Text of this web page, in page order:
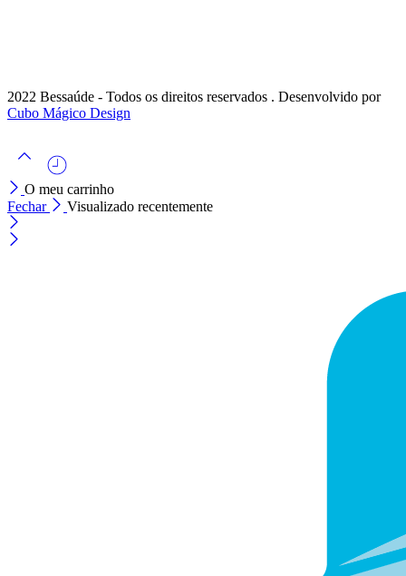
2022 Bessaúde - Todos os direitos reservados . Desenvolvido por
Cubo Mágico Design
O meu carrinho
Fechar
Visualizado recentemente